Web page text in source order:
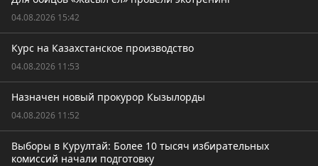
04.08.2026 15:42
Курс на Казахстанское производство
04.08.2026 11:53
Назначен новый прокурор Кызылорды
04.08.2026 11:52
Выборы в Курултай: Более 10 тысяч избирательных
комиссий начали подготовку